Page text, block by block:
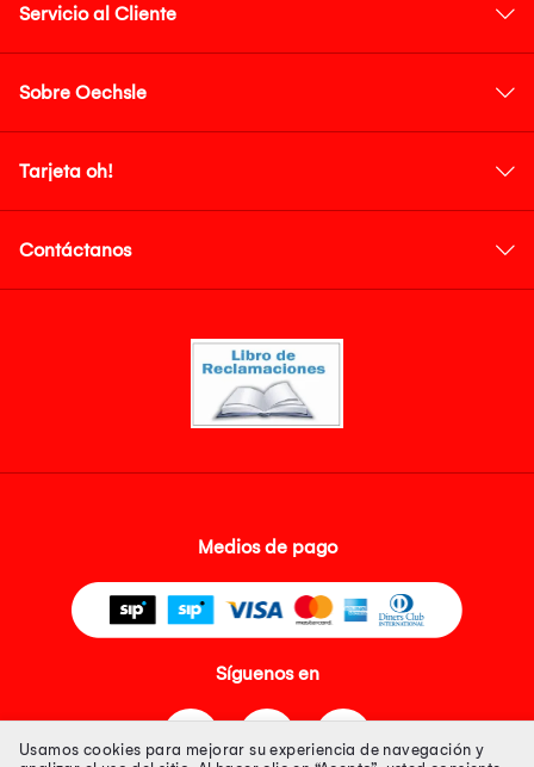
Servicio al Cliente
Sobre Oechsle
Tarjeta oh!
Contáctanos
Medios de pago
Síguenos en
Usamos cookies para mejorar su experiencia de navegación y